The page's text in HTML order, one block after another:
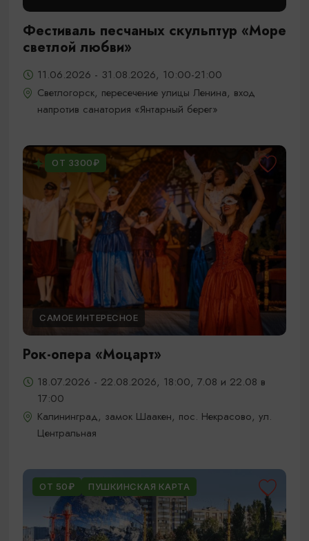
Фестиваль песчаных скульптур «Море
светлой любви»
11.06.2026 - 31.08.2026, 10:00-21:00
Светлогорск, пересечение улицы Ленина, вход
напротив санатория «Янтарный берег»
ОТ 3300₽
САМОЕ ИНТЕРЕСНОЕ
Рок-опера «Моцарт»
18.07.2026 - 22.08.2026, 18:00, 7.08 и 22.08 в
17:00
Калининград, замок Шаакен, пос. Некрасово, ул.
Центральная
ОТ 50₽ ПУШКИНСКАЯ КАРТА